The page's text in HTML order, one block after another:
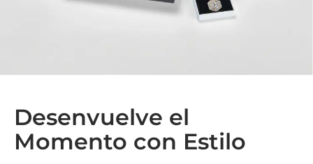
Desenvuelve el
Momento con Estilo